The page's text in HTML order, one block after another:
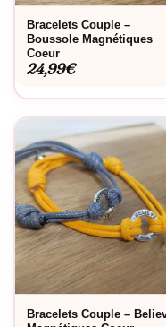
Bracelets Couple –
Boussole Magnétiques
Coeur
24,99€
Bracelets Couple –